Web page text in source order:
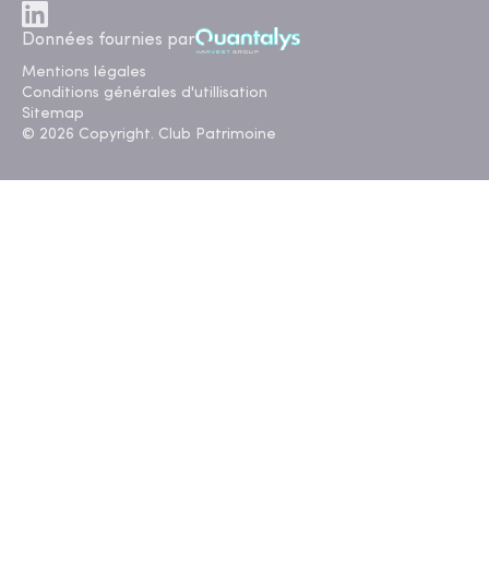
Données fournies par
Mentions légales
Conditions générales d'utillisation
Sitemap
© 2026 Copyright. Club Patrimoine